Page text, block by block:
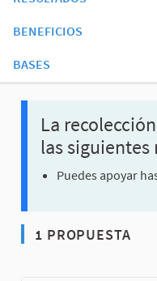
BENEFICIOS
BASES
La
las siguientes
Puedes apoyar
1 PROPUESTA